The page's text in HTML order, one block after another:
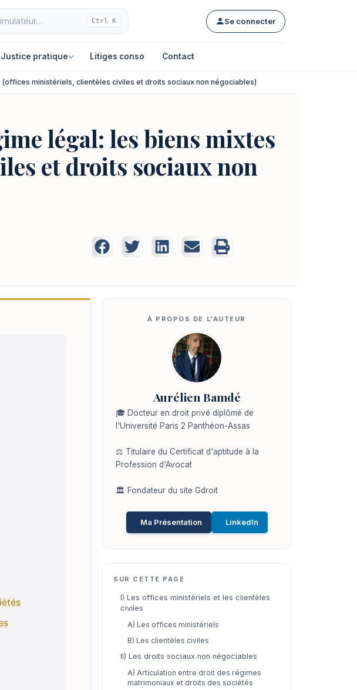
Ctrl K Se connecter
Justice pratique Litiges conso Contact
ministériels, clientèles civiles et droits sociaux non négociables)
légal: les biens mixtes
et droits sociaux non
Aurélien Bamdé
🎓 Docteur en droit privé diplômé de
l'Université Paris 2 Panthéon-Assas
⚖️ Titulaire du Certificat d'aptitude à la
Profession d'Avocat
🏛️ Fondateur du site Gdroit
Ma Présentation LinkedIn
SUR CETTE PAGE
I) Les offices ministériels et les clientèles
civiles
A) Les offices ministériels
B) Les clientèles civiles
II) Les droits sociaux non négociables
A) Articulation entre droit des régimes
matrimoniaux et droits des sociétés